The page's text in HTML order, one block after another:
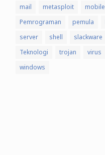
mail
metasploit mobile
Pemrograman
pemula
server
shell slackware
Teknologi
trojan virus
windows